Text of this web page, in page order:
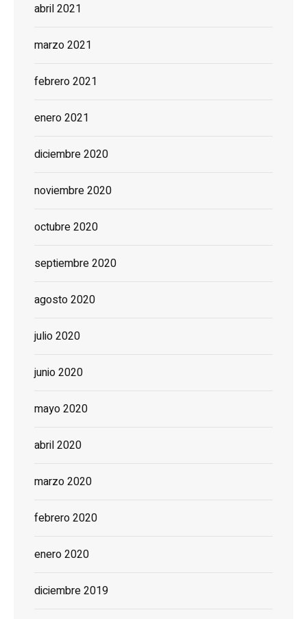
abril 2021
marzo 2021
febrero 2021
enero 2021
diciembre 2020
noviembre 2020
octubre 2020
septiembre 2020
agosto 2020
julio 2020
junio 2020
mayo 2020
abril 2020
marzo 2020
febrero 2020
enero 2020
diciembre 2019